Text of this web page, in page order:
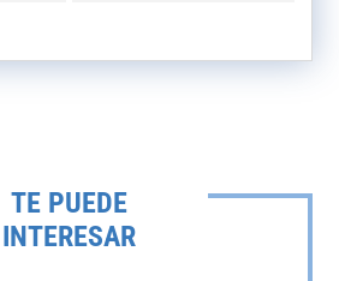
TE PUEDE
INTERESAR